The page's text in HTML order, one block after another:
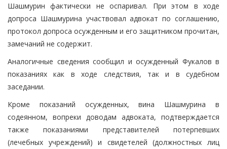
Шашмурин фактически не оспаривал. При этом в ходе
допроса Шашмурина участвовал адвокат по соглашению,
протокол допроса осужденным и его защитником прочитан,
замечаний не содержит.
Аналогичные сведения сообщил и осужденный Фукалов в
показаниях как в ходе следствия, так и в судебном
заседании.
Кроме показаний осужденных, вина Шашмурина в
содеянном, вопреки доводам адвоката, подтверждается
также показаниями представителей потерпевших
(лечебных учреждений) и свидетелей (должностных лиц